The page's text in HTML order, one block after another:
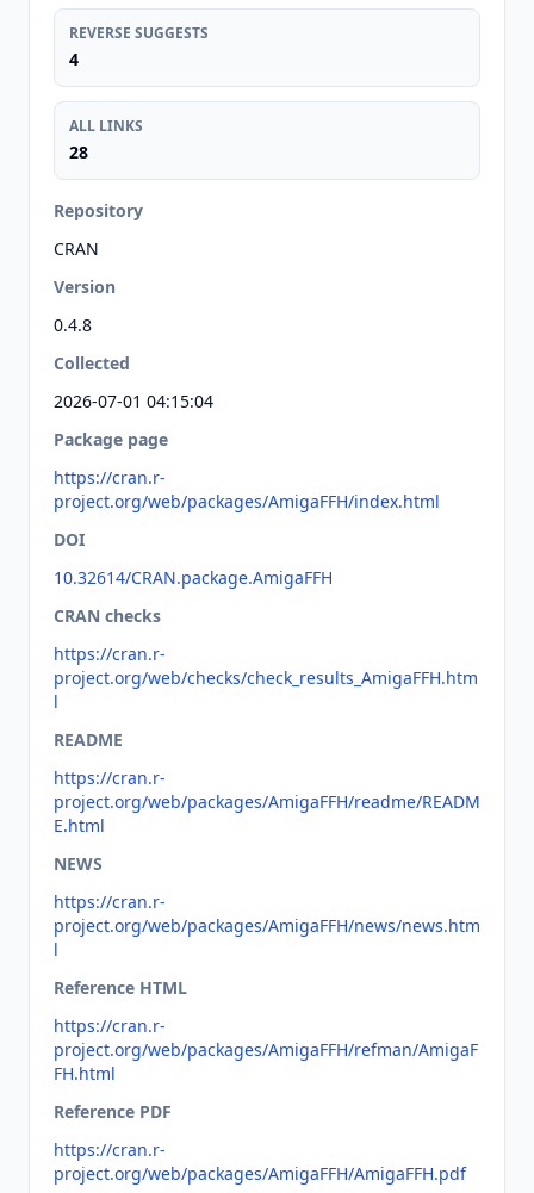
REVERSE SUGGESTS
4
ALL LINKS
28
Repository
CRAN
Version
0.4.8
Collected
2026-07-01 04:15:04
Package page
https://cran.r-
project.org/web/packages/AmigaFFH/index.html
DOI
10.32614/CRAN.package.AmigaFFH
CRAN checks
https://cran.r-
project.org/web/checks/check_results_AmigaFFH.htm
l
README
https://cran.r-
project.org/web/packages/AmigaFFH/readme/READM
E.html
NEWS
https://cran.r-
project.org/web/packages/AmigaFFH/news/news.htm
l
Reference HTML
https://cran.r-
project.org/web/packages/AmigaFFH/refman/AmigaF
FH.html
Reference PDF
https://cran.r-
project.org/web/packages/AmigaFFH/AmigaFFH.pdf